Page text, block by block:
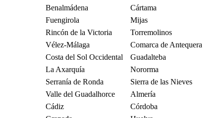
Benalmádena
Cártama
Fuengirola
Mijas
Rincón de la Victoria
Torremolinos
Vélez-Málaga
Comarca de Antequera
Costa del Sol Occidental
Guadalteba
La Axarquía
Nororma
Serranía de Ronda
Sierra de las Nieves
Valle del Guadalhorce
Almería
Cádiz
Córdoba